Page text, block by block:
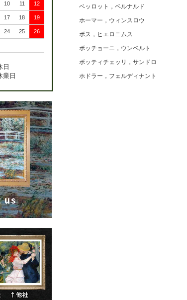
ベッロット，ベルナルド
ホーマー，ウィンスロウ
ボス，ヒエロニムス
ボッチョーニ，ウンベルト
ボッティチェッリ，サンドロ
ホドラー，フェルディナント
10 11 12
17 18 19
24 25 26
日
業日